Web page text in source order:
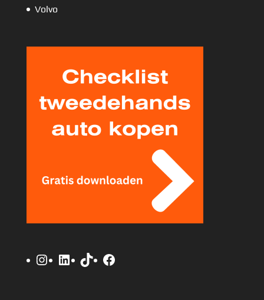
Volvo
Instagram
LinkedIn
TikTokFacebook